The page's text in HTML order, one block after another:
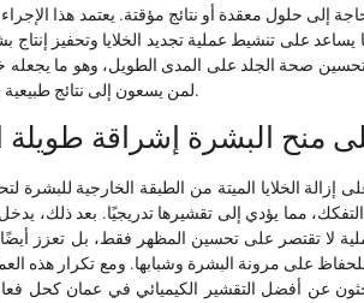
إلى حلول معقدة أو نتائج مؤقتة. يعتمد هذا
على تنشيط عملية تجديد الخلايا وتحفيز إنتاج
صحة الجلد على المدى الطويل، وهو ما يجعله
لمن يسعون إلى نتائج طبيعية ومستدامة.
منح البشرة إشراقة طويلة
الخلايا الميتة من الطبقة الخارجية للبشرة
التفكك، مما يؤدي إلى تقشيرها تدريجيًا. بعد ذلك،
لا تقتصر على تحسين المظهر فقط، بل تعزز أيضًا
للحفاظ على مرونة البشرة وشبابها. ومع تكرار هذه
عن أفضل التقشير الكيميائي في عمان كحل